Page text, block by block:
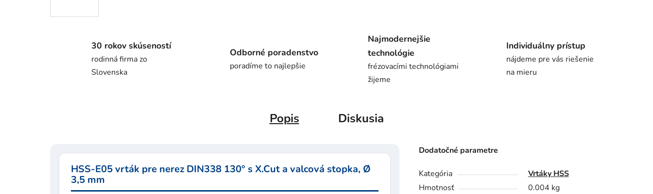
30 rokov skúseností
rodinná firma zo
Slovenska
Odborné poradenstvo
poradíme to najlepšie
Najmodernejšie
technológie
frézovacími technológiami
žijeme
Individuálny prístup
nájdeme pre vás riešenie
na mieru
Popis Diskusia
HSS-E05 vrták pre nerez DIN338 130° s X.Cut a valcová stopka, Ø
3,5 mm
Dodatočné parametre
Kategória
Vrtáky HSS
Hmotnosť
0.004 kg